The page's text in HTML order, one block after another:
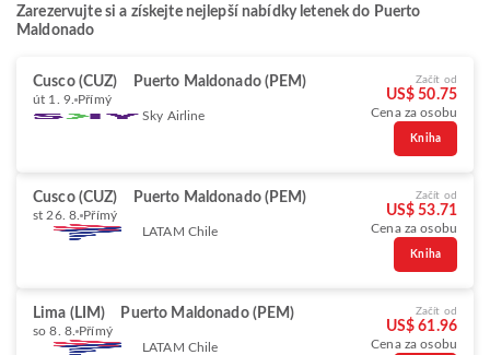
Zarezervujte si a získejte nejlepší nabídky letenek do Puerto
Maldonado
Cusco (CUZ) Puerto Maldonado (PEM)
út 1. 9. Přímý
Sky Airline
Začít od
US$ 50.75
Cena za osobu
Kniha
Cusco (CUZ) Puerto Maldonado (PEM)
st 26. 8. Přímý
LATAM Chile
Začít od
US$ 53.71
Cena za osobu
Kniha
Lima (LIM) Puerto Maldonado (PEM)
so 8. 8. Přímý
LATAM Chile
Začít od
US$ 61.96
Cena za osobu